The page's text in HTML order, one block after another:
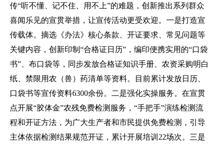
传“听不懂、记不住、用不上”的难题，创新推出系列群众
喜闻乐见的宣贯举措，让宣传活动更受欢迎。一是打造宣
传载体。摘选《办法》核心条款、开证要求、常见问题等
关键内容，创新印制“合格证日历”，编印便携实用的“口袋
书”、布口袋等，同步发放合格证知识手册、农资采购明白
纸、禁限用农（兽）药清单等资料。目前累计发放日历、
口袋书等宣传资料6300余份。二是强化实操服务。在宣贯
点开展“胶体金”农残免费检测服务，“手把手”演练检测流
程和开证方法，为广大生产者和市民提供免费检测，引导
主体依据检测结果规范开证，累计开展培训22场次。三是